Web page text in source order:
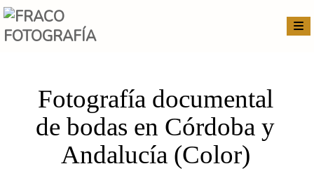
Fotografía documental
de bodas en Córdoba y
Andalucía (Color)